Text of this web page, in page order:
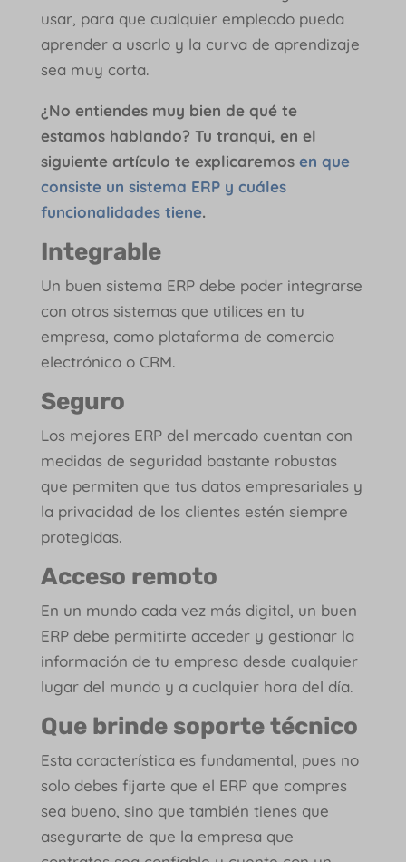
usar, para que cualquier empleado pueda
aprender a usarlo y la curva de aprendizaje
sea muy corta.
¿No entiendes muy bien de qué te
estamos hablando? Tu tranqui, en el
siguiente artículo te explicaremos en que
consiste un sistema ERP y cuáles
funcionalidades tiene.
Integrable
Un buen sistema ERP debe poder integrarse
con otros sistemas que utilices en tu
empresa, como plataforma de comercio
electrónico o CRM.
Seguro
Los mejores ERP del mercado cuentan con
medidas de seguridad bastante robustas
que permiten que tus datos empresariales y
la privacidad de los clientes estén siempre
protegidas.
Acceso remoto
En un mundo cada vez más digital, un buen
ERP debe permitirte acceder y gestionar la
información de tu empresa desde cualquier
lugar del mundo y a cualquier hora del día.
Que brinde soporte técnico
Esta característica es fundamental, pues no
solo debes fijarte que el ERP que compres
sea bueno, sino que también tienes que
asegurarte de que la empresa que